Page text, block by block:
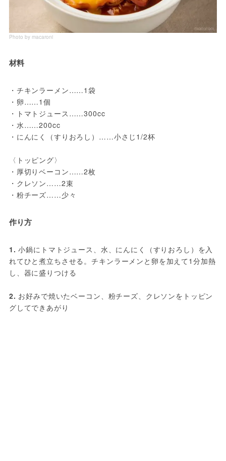
Photo by macaroni
材料
・チキンラーメン……1袋
・卵……1個
・トマトジュース……300cc
・水……200cc
・にんにく（すりおろし）……小さじ1/2杯
〈トッピング〉
・厚切りベーコン……2枚
・クレソン……2束
・粉チーズ……少々
作り方
1. 小鍋にトマトジュース、水、にんにく（すりおろし）を入
れてひと煮立ちさせる。チキンラーメンと卵を加えて1分加熱
し、器に盛りつける
2. お好みで焼いたベーコン、粉チーズ、クレソンをトッピン
グしてできあがり